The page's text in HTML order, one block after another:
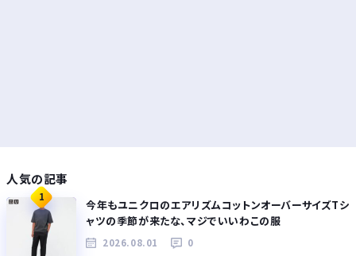
人気の記事
1
今年もユニクロのエアリズムコットンオーバーサイズTシ
ャツの季節が来たな、マジでいいわこの服
2026.08.01 0